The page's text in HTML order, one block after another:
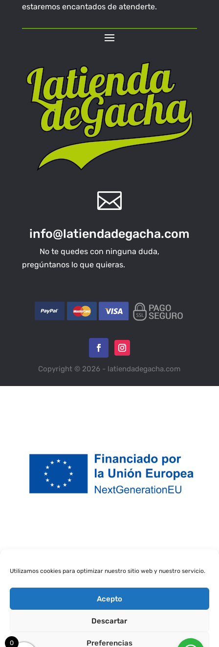
Utilizamos cookies para optimizar nuestro sitio web y nuestro servicio.
Acepto
Descartar
Preferencias
estaremos encantados de atenderte.

info@latiendadegacha.com
No te quedes con ninguna duda,
pregúntanos lo que quieras.
Copyright © 2026 - latiendadegacha.com
0